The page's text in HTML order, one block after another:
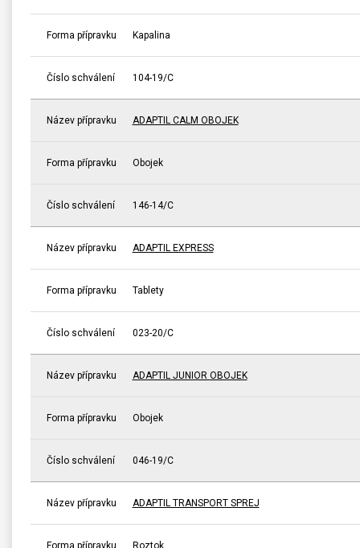
Forma přípravku Kapalina
Číslo schválení 104-19/C
Název přípravku ADAPTIL CALM OBOJEK
Forma přípravku Obojek
Číslo schválení 146-14/C
Název přípravku ADAPTIL EXPRESS
Forma přípravku Tablety
Číslo schválení 023-20/C
Název přípravku ADAPTIL JUNIOR OBOJEK
Forma přípravku Obojek
Číslo schválení 046-19/C
Název přípravku ADAPTIL TRANSPORT SPREJ
Forma přípravku Roztok